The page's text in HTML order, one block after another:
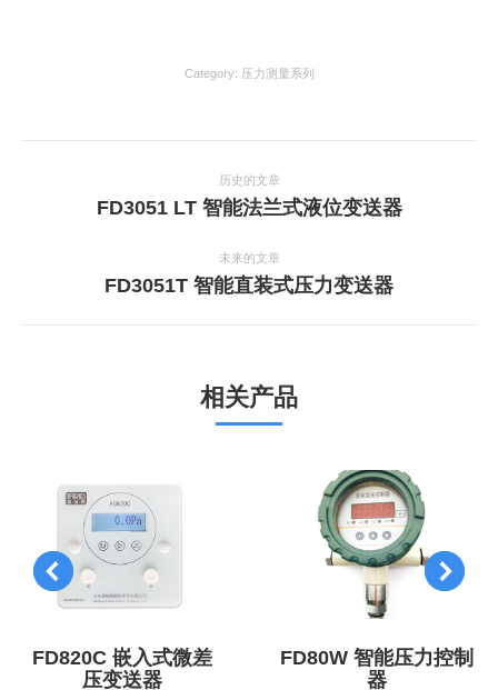
Category: 压力测量系列
历史的文章
上
项
目：
FD3051 LT 智能法兰式液位变送器
未来的文章
下
个
FD3051T 智能直装式压力变送器
相关产品
FD820C 嵌入式微差
压变送器
FD80W 智能压力控制
器